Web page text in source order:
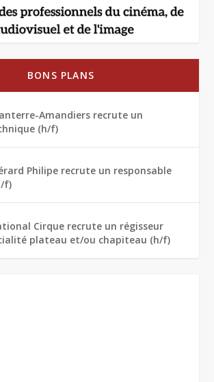
BONS PLANS
Amandiers recrute un
(h/f)
Philipe recrute un responsable
f)
Cirque recrute un régisseur
plateau et/ou chapiteau (h/f)